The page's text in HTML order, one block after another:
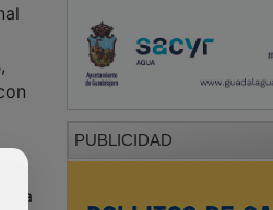
lo
PUBLICIDAD